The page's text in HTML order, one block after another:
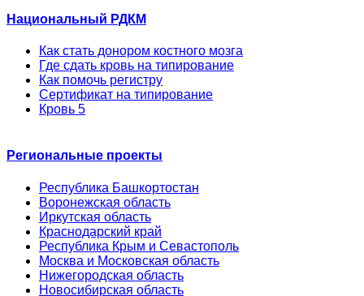
Национальный РДКМ
Как стать донором костного мозга
Где сдать кровь на типирование
Как помочь регистру
Сертификат на типирование
Кровь 5
Региональные проекты
Республика Башкортостан
Воронежская область
Иркутская область
Краснодарский край
Республика Крым и Севастополь
Москва и Московская область
Нижегородская область
Новосибирская область